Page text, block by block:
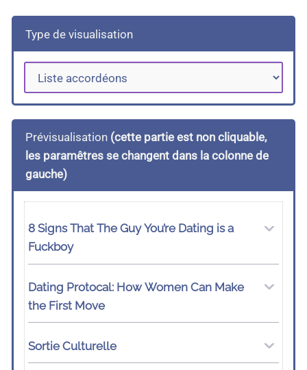
Type de visualisation
Prévisualisation (cette partie est non cliquable,
les paramêtres se changent dans la colonne de
gauche)